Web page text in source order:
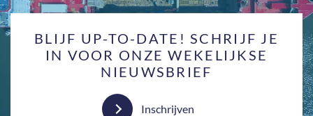
BLIJF UP-TO-DATE! SCHRIJF JE
IN VOOR ONZE WEKELIJKSE
NIEUWSBRIEF
Inschrijven